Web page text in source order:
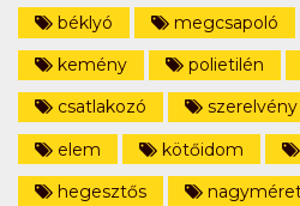
béklyó
megcsapoló
kemény
polietilén
csatlakozó
szerelvény
elem
kötőidom
hegesztős